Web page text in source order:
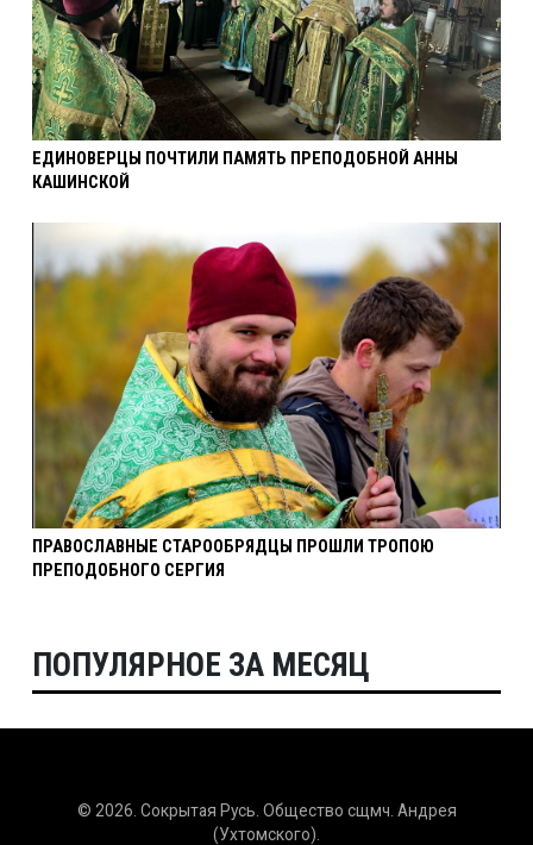
ЕДИНОВЕРЦЫ ПОЧТИЛИ ПАМЯТЬ ПРЕПОДОБНОЙ АННЫ
КАШИНСКОЙ
ПРАВОСЛАВНЫЕ СТАРООБРЯДЦЫ ПРОШЛИ ТРОПОЮ
ПРЕПОДОБНОГО СЕРГИЯ
ПОПУЛЯРНОЕ ЗА МЕСЯЦ
© 2026. Сокрытая Русь. Общество сщмч. Андрея
(Ухтомского).